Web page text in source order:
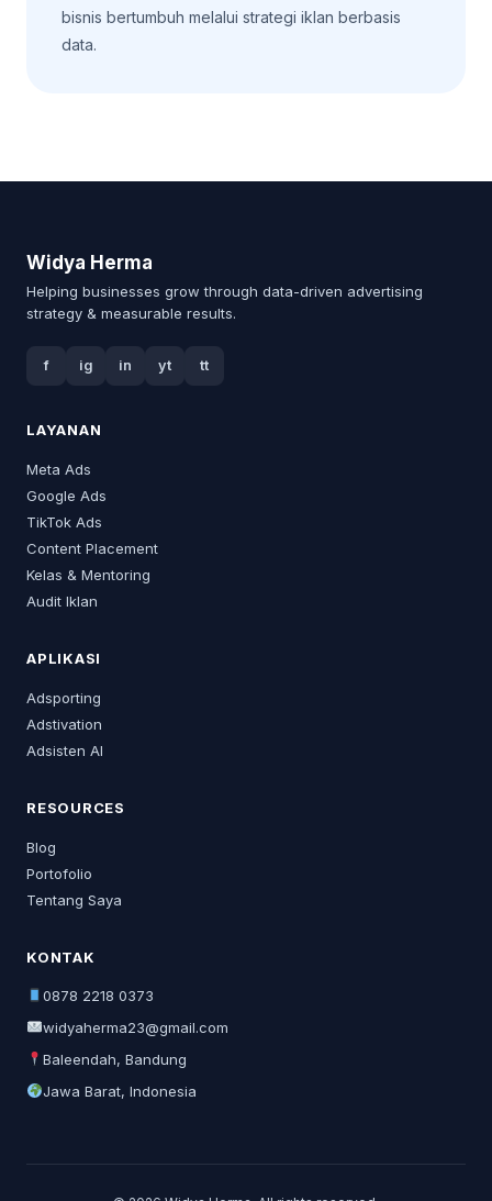
bisnis bertumbuh melalui strategi iklan berbasis
data.
Widya Herma
Helping businesses grow through data-driven advertising
strategy & measurable results.
f ig in yt tt
LAYANAN
Meta Ads
Google Ads
TikTok Ads
Content Placement
Kelas & Mentoring
Audit Iklan
APLIKASI
Adsporting
Adstivation
Adsisten AI
RESOURCES
Blog
Portofolio
Tentang Saya
KONTAK
0878 2218 0373
widyaherma23@gmail.com
Baleendah, Bandung
Jawa Barat, Indonesia